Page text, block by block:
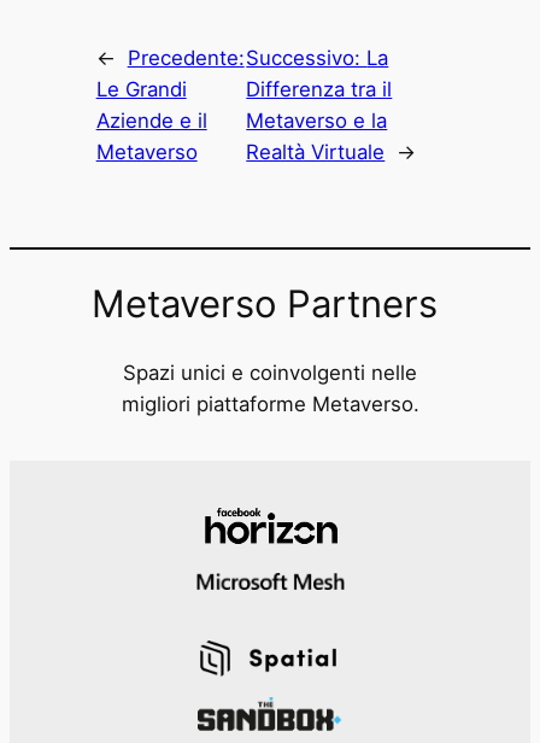
←
Precedente:
Le Grandi
Aziende e il
Metaverso
Successivo: La
Differenza tra il
Metaverso e la
Realtà Virtuale
→
Metaverso Partners
Spazi unici e coinvolgenti nelle
migliori piattaforme Metaverso.